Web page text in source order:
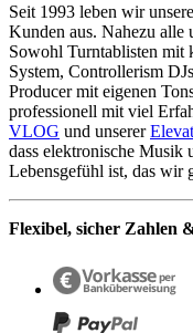
Seit 1993 leben wir
Kunden aus. Nahezu alle
Sowohl Turntablisten mit
System, Controllerism
Producer mit eigenen
professionell mit viel
VLOG und unserer
dass elektronische Musik
Lebensgefühl ist, das wir
Flexibel, sicher Zahlen